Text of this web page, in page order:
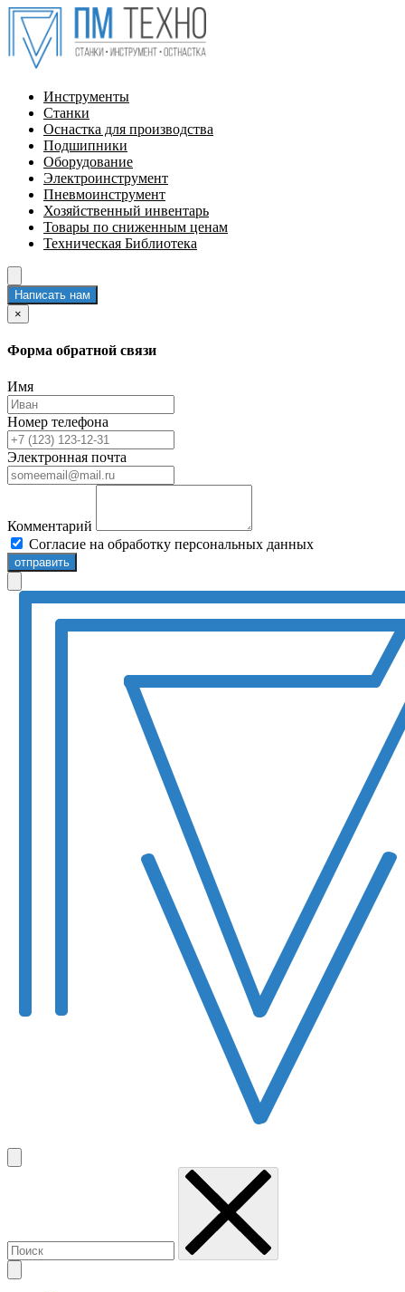
Инструменты
Станки
Оснастка для производства
Подшипники
Оборудование
Электроинструмент
Пневмоинструмент
Хозяйственный инвентарь
Товары по сниженным ценам
Техническая Библиотека
Написать нам
×
Форма обратной связи
Имя
Номер телефона
Электронная почта
Комментарий
Согласие на обработку персональных данных
отправить